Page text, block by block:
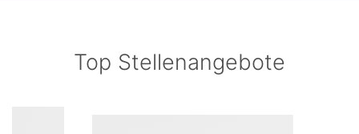
Top Stellenangebote